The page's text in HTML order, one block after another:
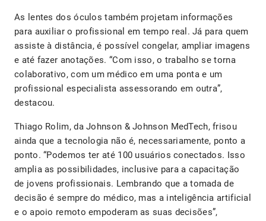
As lentes dos óculos também projetam informações
para auxiliar o profissional em tempo real. Já para quem
assiste à distância, é possível congelar, ampliar imagens
e até fazer anotações. “Com isso, o trabalho se torna
colaborativo, com um médico em uma ponta e um
profissional especialista assessorando em outra”,
destacou.
Thiago Rolim, da Johnson & Johnson MedTech, frisou
ainda que a tecnologia não é, necessariamente, ponto a
ponto. “Podemos ter até 100 usuários conectados. Isso
amplia as possibilidades, inclusive para a capacitação
de jovens profissionais. Lembrando que a tomada de
decisão é sempre do médico, mas a inteligência artificial
e o apoio remoto empoderam as suas decisões”,